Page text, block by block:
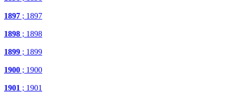
1897 ; 1897
1898 ; 1898
1899 ; 1899
1900 ; 1900
1901 ; 1901